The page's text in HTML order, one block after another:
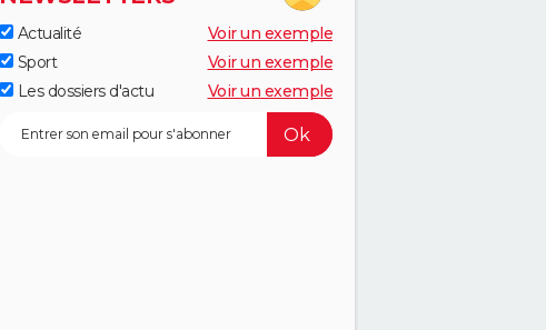
Actualité
Voir un exemple
Sport
Voir un exemple
Les dossiers d'actu
Voir un exemple